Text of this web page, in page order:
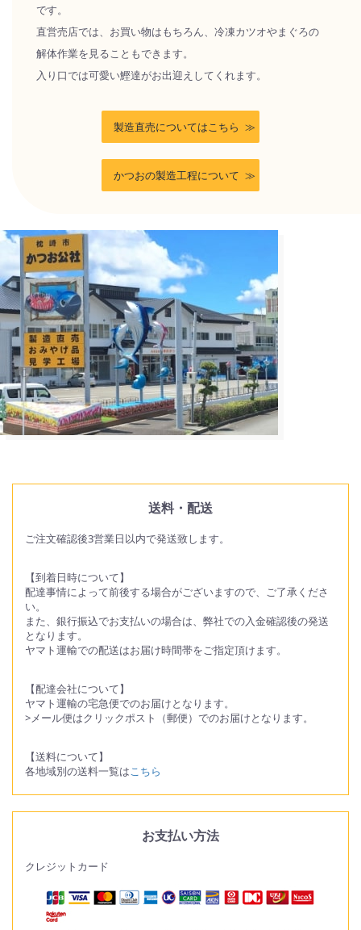
です。
直営売店では、お買い物はもちろん、冷凍カツオやまぐろの
解体作業を見ることもできます。
入り口では可愛い鰹達がお出迎えしてくれます。
製造直売についてはこちら
かつおの製造工程について
送料・配送
ご注文確認後3営業日以内で発送致します。
【到着日時について】
配達事情によって前後する場合がございますので、ご了承くださ
い。
また、銀行振込でお支払いの場合は、弊社での入金確認後の発送
となります。
ヤマト運輸での配送はお届け時間帯をご指定頂けます。
【配達会社について】
ヤマト運輸の宅急便でのお届けとなります。
>メール便はクリックポスト（郵便）でのお届けとなります。
【送料について】
各地域別の送料一覧はこちら
お支払い方法
クレジットカード